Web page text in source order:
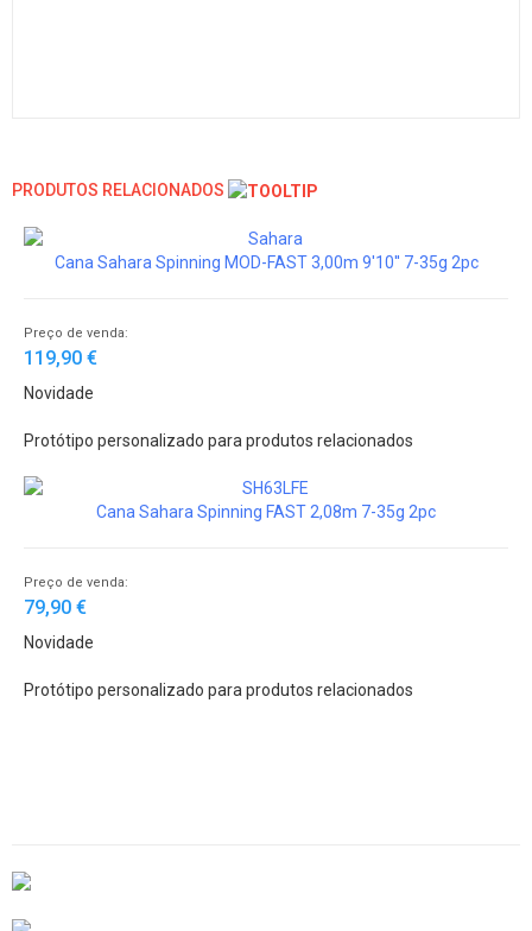
PRODUTOS RELACIONADOS
Cana Sahara Spinning MOD-FAST 3,00m 9'10'' 7-35g 2pc
Preço de venda:
119,90 €
Novidade
Protótipo personalizado para produtos relacionados
Cana Sahara Spinning FAST 2,08m 7-35g 2pc
Preço de venda:
79,90 €
Novidade
Protótipo personalizado para produtos relacionados